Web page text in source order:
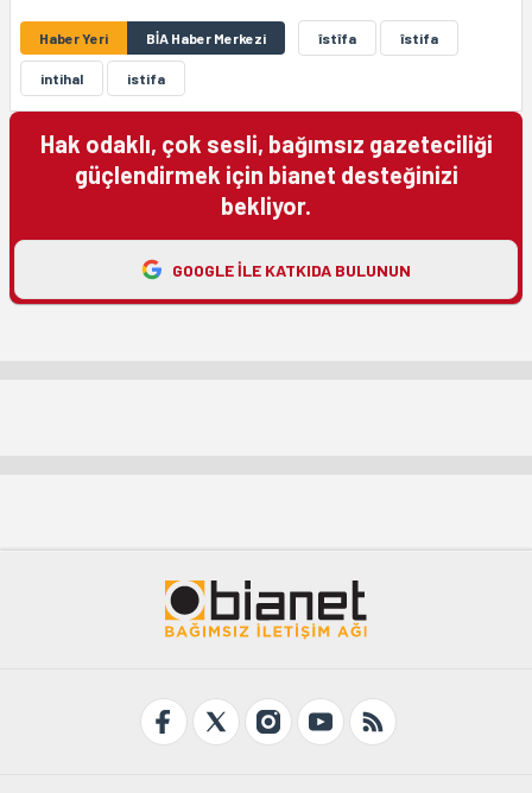
Haber Yeri BİA Haber Merkezi îstîfa îstifa
intihal istifa
Hak odaklı, çok sesli, bağımsız gazeteciliği
güçlendirmek için bianet desteğinizi
bekliyor.
GOOGLE ILE KATKIDA BULUNUN